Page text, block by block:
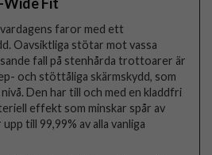
faror med ett
Oavsiktliga stötar mot vassa
fall på stenhårda trottoarer är
och stöttåliga skärmskydd, som
Den har till och med en kladdfri
effekt som minskar spår av
till 99,99% av alla vanliga